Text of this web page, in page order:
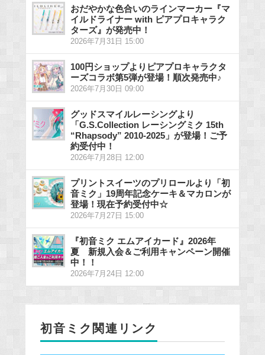
おだやかな色合いのラインマーカー『マ
イルドライナー with ピアプロキャラク
ターズ』が発売中！
2026年7月31日 15:00
100円ショップよりピアプロキャラクタ
ーズコラボ第5弾が登場！順次発売中♪
2026年7月30日 09:00
グッドスマイルレーシングより
「G.S.Collection レーシングミク 15th
“Rhapsody” 2010-2025」が登場！ご予
約受付中！
2026年7月28日 12:00
プリントスイーツのプリロールより「初
音ミク」19周年記念ケーキ＆マカロンが
登場！現在予約受付中☆
2026年7月27日 15:00
『初音ミク エムアイカード』2026年
夏 新規入会＆ご利用キャンペーン開催
中！！
2026年7月24日 12:00
初音ミク関連リンク